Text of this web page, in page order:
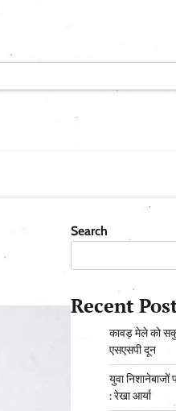
Search
Recent
कावड़ मेले को
एसएसपी दून
युवा
: रेखा आर्या